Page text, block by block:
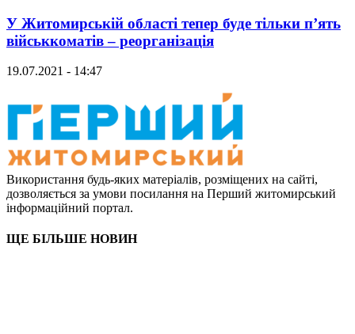
У Житомирській області тепер буде тільки п’ять
військкоматів – реорганізація
19.07.2021 - 14:47
Використання будь-яких матеріалів, розміщених на сайті,
дозволяється за умови посилання на Перший житомирський
інформаційний портал.
ЩЕ БІЛЬШЕ НОВИН